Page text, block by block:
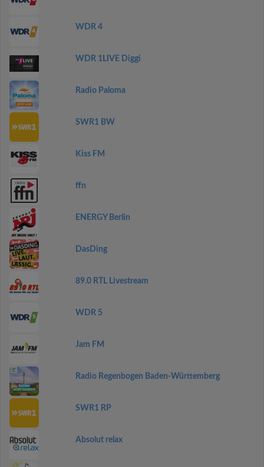
WDR 4
WDR 1LIVE Diggi
Radio Paloma
SWR1 BW
Kiss FM
ffn
ENERGY Berlin
DasDing
89.0 RTL Livestream
WDR 5
Jam FM
Radio Regenbogen Baden-Württemberg
SWR1 RP
Absolut relax